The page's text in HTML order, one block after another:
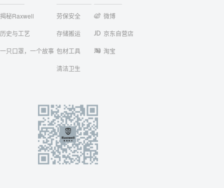
揭秘Raxwell
历史与工艺
一只口罩，一个故事
劳保安全
存储搬运
包材工具
清洁卫生
微博
京东自营店
淘宝